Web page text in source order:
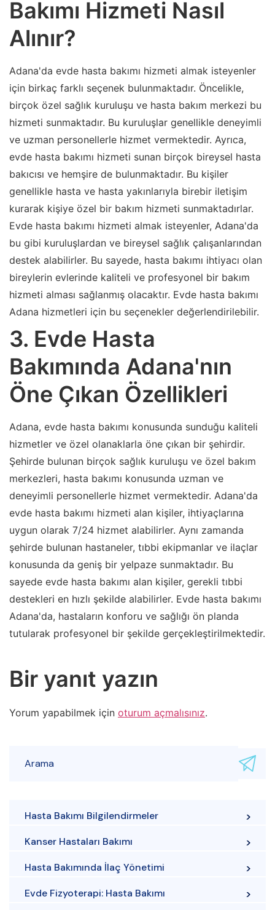
Bakımı Hizmeti Nasıl
Alınır?
Adana'da evde hasta bakımı hizmeti almak isteyenler
için birkaç farklı seçenek bulunmaktadır. Öncelikle,
birçok özel sağlık kuruluşu ve hasta bakım merkezi bu
hizmeti sunmaktadır. Bu kuruluşlar genellikle deneyimli
ve uzman personellerle hizmet vermektedir. Ayrıca,
evde hasta bakımı hizmeti sunan birçok bireysel hasta
bakıcısı ve hemşire de bulunmaktadır. Bu kişiler
genellikle hasta ve hasta yakınlarıyla birebir iletişim
kurarak kişiye özel bir bakım hizmeti sunmaktadırlar.
Evde hasta bakımı hizmeti almak isteyenler, Adana'da
bu gibi kuruluşlardan ve bireysel sağlık çalışanlarından
destek alabilirler. Bu sayede, hasta bakımı ihtiyacı olan
bireylerin evlerinde kaliteli ve profesyonel bir bakım
hizmeti alması sağlanmış olacaktır. Evde hasta bakımı
Adana hizmetleri için bu seçenekler değerlendirilebilir.
3. Evde Hasta
Bakımında Adana'nın
Öne Çıkan Özellikleri
Adana, evde hasta bakımı konusunda sunduğu kaliteli
hizmetler ve özel olanaklarla öne çıkan bir şehirdir.
Şehirde bulunan birçok sağlık kuruluşu ve özel bakım
merkezleri, hasta bakımı konusunda uzman ve
deneyimli personellerle hizmet vermektedir. Adana'da
evde hasta bakımı hizmeti alan kişiler, ihtiyaçlarına
uygun olarak 7/24 hizmet alabilirler. Aynı zamanda
şehirde bulunan hastaneler, tıbbi ekipmanlar ve ilaçlar
konusunda da geniş bir yelpaze sunmaktadır. Bu
sayede evde hasta bakımı alan kişiler, gerekli tıbbi
destekleri en hızlı şekilde alabilirler. Evde hasta bakımı
Adana'da, hastaların konforu ve sağlığı ön planda
tutularak profesyonel bir şekilde gerçekleştirilmektedir.
Bir yanıt yazın
Yorum yapabilmek için oturum açmalısınız.
Hasta Bakımı Bilgilendirmeler
Kanser Hastaları Bakımı
Hasta Bakımında İlaç Yönetimi
Evde Fizyoterapi: Hasta Bakımı